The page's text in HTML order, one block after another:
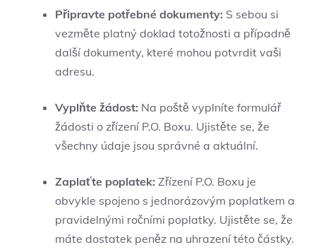
Připravte potřebné dokumenty: S sebou si
vezměte platný doklad totožnosti a případně
další dokumenty, které mohou potvrdit vaši
adresu.
Vyplňte žádost: Na poště vyplníte formulář
žádosti o zřízení P.O. Boxu. Ujistěte se, že
všechny údaje jsou správné a aktuální.
Zaplaťte poplatek: Zřízení P.O. Boxu je
obvykle spojeno s jednorázovým poplatkem a
pravidelnými ročními poplatky. Ujistěte se, že
máte dostatek peněz na uhrazení této částky.